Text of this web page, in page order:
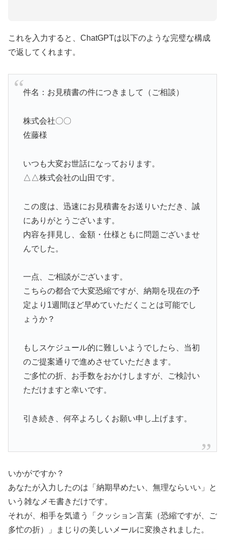
これを入力すると、ChatGPTは以下のような完璧な構成
で返してくれます。
件名：お見積書の件につきまして（ご相談）
株式会社〇〇
佐藤様
いつも大変お世話になっております。
△△株式会社の山田です。
この度は、迅速にお見積書をお送りいただき、誠
にありがとうございます。
内容を拝見し、金額・仕様ともに問題ございませ
んでした。
一点、ご相談がございます。
こちらの都合で大変恐縮ですが、納期を現在の予
定より1週間ほど早めていただくことは可能でし
ょうか？
もしスケジュール的に難しいようでしたら、当初
のご提案通りで進めさせていただきます。
ご多忙の折、お手数をおかけしますが、ご検討い
ただけますと幸いです。
引き続き、何卒よろしくお願い申し上げます。
いかがですか？
あなたが入力したのは「納期早めたい、無理ならいい」と
いう雑なメモ書きだけです。
それが、相手を気遣う「クッション言葉（恐縮ですが、ご
多忙の折）」まじりの美しいメールに変換されました。